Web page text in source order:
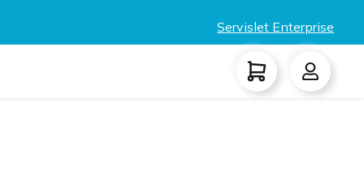
Servislet Enterprise